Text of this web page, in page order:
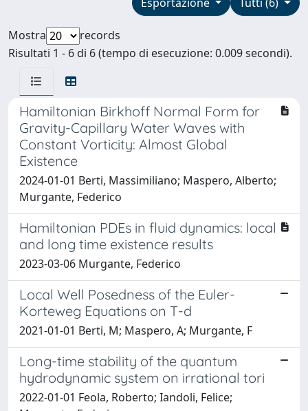
Mostra
records
Risultati 1 - 6 di 6 (tempo di esecuzione: 0.009 secondi).
Hamiltonian Birkhoff Normal Form for
Gravity-Capillary Water Waves with
Constant Vorticity: Almost Global
Existence
2024-01-01 Berti, Massimiliano; Maspero, Alberto;
Murgante, Federico
Hamiltonian PDEs in fluid dynamics: local
and long time existence results
2023-03-06 Murgante, Federico
Local Well Posedness of the Euler-
Korteweg Equations on T-d
2021-01-01 Berti, M; Maspero, A; Murgante, F
Long-time stability of the quantum
hydrodynamic system on irrational tori
2022-01-01 Feola, Roberto; Iandoli, Felice;